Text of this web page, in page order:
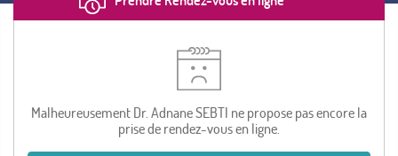
Malheureusement Dr. Adnane SEBTI ne propose pas encore la
prise de rendez-vous en ligne.